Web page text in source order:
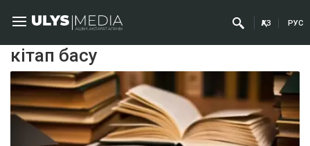
ҚАЗ РУС
кітап басу